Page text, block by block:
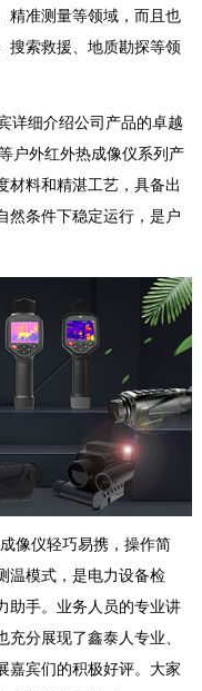
精准测量等领域，而且也
搜索救援、地质勘探等领
详细介绍公司产品的卓越
户外红外热成像仪系列产
材料和精湛工艺，具备出
然条件下稳定运行，是户
像仪轻巧易携，操作简
温模式，是电力设备检
手。 业务人员的专业讲
分展现了鑫泰人专业、
嘉宾们的积极好评。大家